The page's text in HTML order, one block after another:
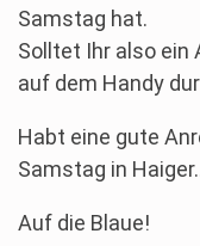
Samstag hat.
Solltet Ihr also ein
auf dem Handy
Habt eine gute
Samstag in
Auf die Blaue!